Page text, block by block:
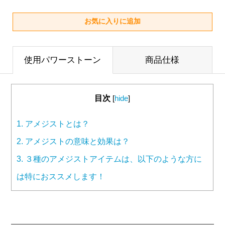
使用パワーストーン 商品仕様
目次 [hide]
1. アメジストとは？
2. アメジストの意味と効果は？
3. ３種のアメジストアイテムは、以下のような方に
は特におススメします！